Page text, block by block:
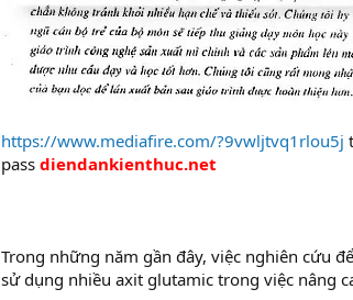
https://www.mediafire.com/?9vwljtvq1rlou5j
pass diendankienthuc.net
Trong những năm gần đây, việc nghiên cứu
sử dụng nhiều axit glutamic trong việc nâng